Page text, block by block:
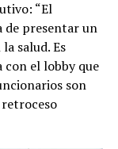
“El
de presentar un
salud. Es
con el lobby que
son